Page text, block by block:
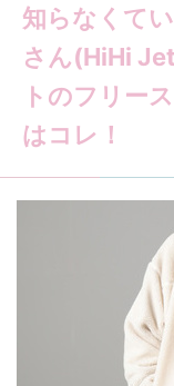
知らなくて
さん(HiHi
トのフリー
はコレ！